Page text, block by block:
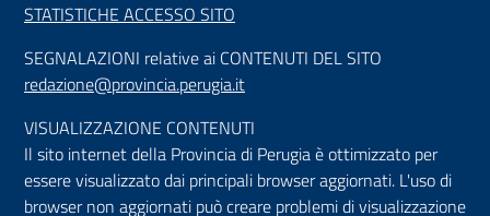
STATISTICHE ACCESSO SITO
SEGNALAZIONI relative ai CONTENUTI DEL SITO
redazione@provincia.perugia.it
VISUALIZZAZIONE CONTENUTI
Il sito internet della Provincia di Perugia è ottimizzato per
essere visualizzato dai principali browser aggiornati. L'uso di
browser non aggiornati può creare problemi di visualizzazione